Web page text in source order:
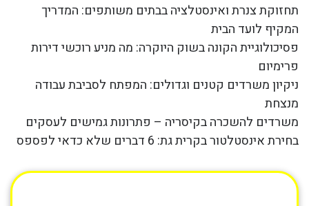
תחזוקת צנרת ואינסטלציה בבתים משותפים: המדריך
המקיף לועד הבית
פסיכולוגיית הקונה בשוק היוקרה: מה מניע רוכשי דירות
פרימיום
ניקיון משרדים קטנים וגדולים: המפתח לסביבת עבודה
מנצחת
משרדים להשכרה בקיסריה – פתרונות גמישים לעסקים
בחירת אינסטלטור בקרית גת: 6 דברים שלא כדאי לפספס